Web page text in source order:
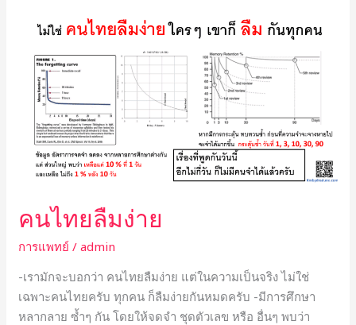
o
o
k
คนไทยลืมง่าย
การแพทย์ /admin
-เรามักจะบอกว่า คนไทยลืมง่าย แต่ในความเป็นจริง ไม่ใช่
เฉพาะคนไทยครับ ทุกคน ก็ลืมง่ายกันหมดครับ -มีการศึกษา
หลากลาย ซ้ำๆ กัน โดยให้จดจำ ชุดตัวเลข หรือ อื่นๆ พบว่า
ไทย